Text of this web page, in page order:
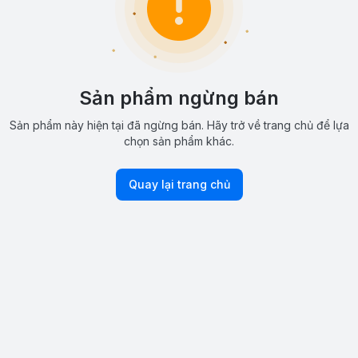
Sản phẩm ngừng bán
Sản phẩm này hiện tại đã ngừng bán. Hãy trở về trang chủ để lựa
chọn sản phẩm khác.
Quay lại trang chủ